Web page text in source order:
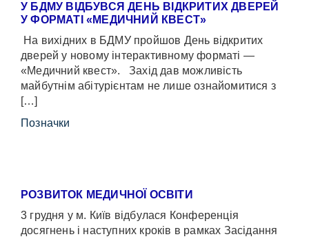
У БДМУ ВІДБУВСЯ ДЕНЬ ВІДКРИТИХ ДВЕРЕЙ
У ФОРМАТІ «МЕДИЧНИЙ КВЕСТ»
На вихідних в БДМУ пройшов День відкритих
дверей у новому інтерактивному форматі —
«Медичний квест». Захід дав можливість
майбутнім абітурієнтам не лише ознайомитися з
[…]
Позначки
РОЗВИТОК МЕДИЧНОЇ ОСВІТИ
3 грудня у м. Київ відбулася Конференція
досягнень і наступних кроків в рамках Засідання